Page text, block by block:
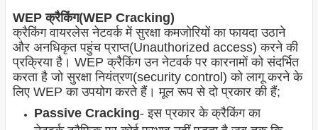
WEP क्रैकिंग(WEP Cracking)
क्रैकिंग वायरलेस नेटवर्क में सुरक्षा कमजोरियों का फायदा उठाने
और अनधिकृत पहुंच प्राप्त(Unauthorized access) करने की
प्रक्रिया है। WEP क्रैकिंग उन नेटवर्क पर कारनामों को संदर्भित
करता है जो सुरक्षा नियंत्रण(security control) को लागू करने के
लिए WEP का उपयोग करते हैं। मूल रूप से दो प्रकार की हैं;
Passive Cracking- इस प्रकार के क्रैकिंग का